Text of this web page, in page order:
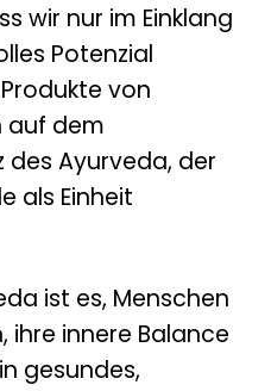
wir nur im Einklang
Potenzial
von
auf dem
Ayurveda, der
als Einheit
ist es, Menschen
ihre innere Balance
gesundes,